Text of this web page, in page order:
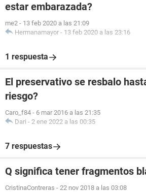
estar embarazada?
me2 - 13 feb 2020 a las 21:09
Hermanamayor - 13 feb 2020 a las 23:16
1 respuesta
El preservativo se resbalo
riesgo?
Caro_f84 - 6 mar 2016 a las 21:35
Dari - 2 ene 2022 a las 00:35
7 respuestas
Q significa tener fragmentos
CristinaContreras - 22 nov 2018 a las 03:08